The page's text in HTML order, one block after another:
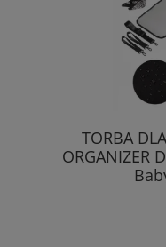
TORBA
ORGANIZER